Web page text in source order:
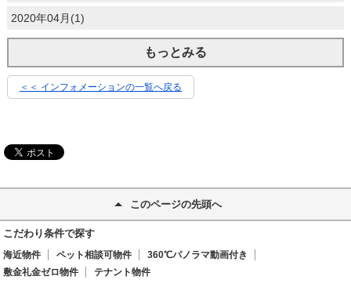
2020年04月(1)
もっとみる
＜＜ インフォメーションの一覧へ戻る
このページの先頭へ
こだわり条件で探す
海近物件 ペット相談可物件
360℃パノラマ動画付き
敷金礼金ゼロ物件
テナント物件